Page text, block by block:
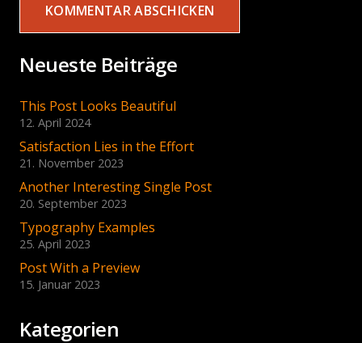
KOMMENTAR ABSCHICKEN
Neueste Beiträge
This Post Looks Beautiful
12. April 2024
Satisfaction Lies in the Effort
21. November 2023
Another Interesting Single Post
20. September 2023
Typography Examples
25. April 2023
Post With a Preview
15. Januar 2023
Kategorien